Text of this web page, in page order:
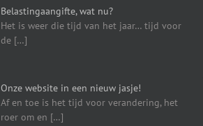
Belastingaangifte, wat nu?
Het is weer die tijd van het jaar… tijd voor
de […]
Onze website in een nieuw jasje!
Af en toe is het tijd voor verandering, het
roer om en […]